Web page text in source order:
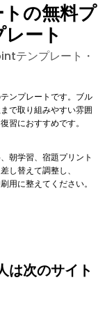
の無料プ
ート
テンプレート・
ンプレートです。ブル
で取り組みやすい雰囲
習におすすめです。
朝学習、宿題プリント
し替えて調整し、
に整えてください。
は次のサイト